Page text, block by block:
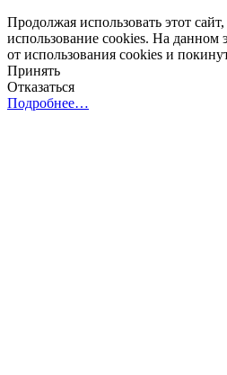
Продолжая использовать этот
использование cookies. На данном
от использования cookies и
Принять
Отказаться
Подробнее…